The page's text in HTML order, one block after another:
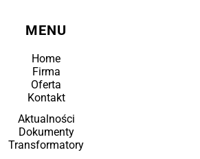
MENU
Home
Firma
Oferta
Kontakt
Aktualności
Dokumenty
Transformatory